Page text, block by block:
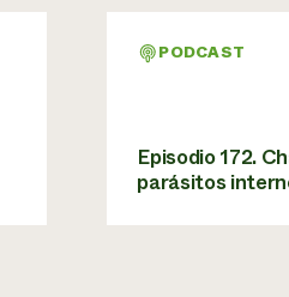
PODCAST
Episodio 172.
parásitos